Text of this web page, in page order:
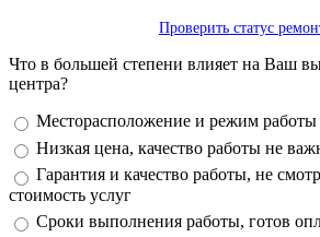
Проверить статус
Что в большей степени влияет на Ваш
центра?
Варианты
Месторасположение и режим работы
Низкая цена, качество работы не
Гарантия и качество работы, не
стоимость услуг
Сроки выполнения работы, готов